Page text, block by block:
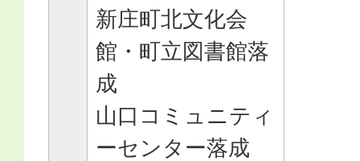
新庄町北文化会
館・町立図書館落
成
山口コミュニティ
ーセンター落成